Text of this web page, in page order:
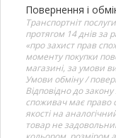
Повернення і
Транспортніт
протягом 14 днів за
«про захист прав
моменту покупки
магазині, за умови
Умови обміну /
Відповідно до
споживач має право
якості на
товар не